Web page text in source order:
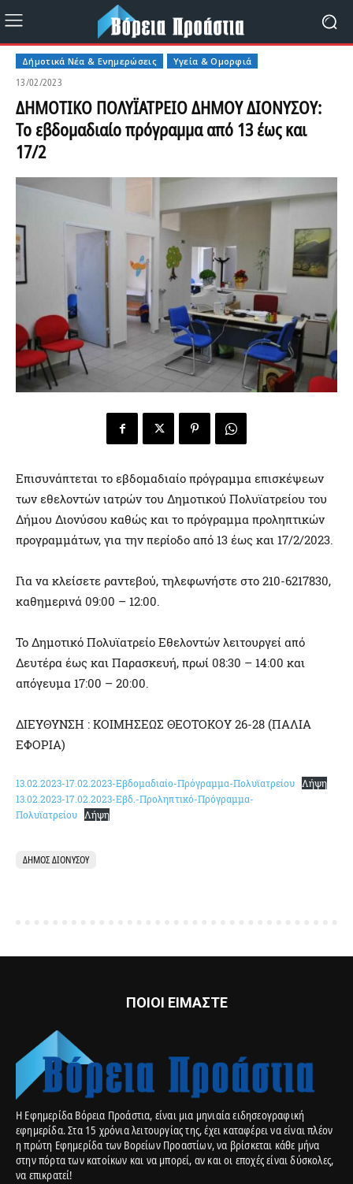
Δήμοτικά Νέα & Ενημερώσεις Υγεία & Ομορφιά
13/02/2023
ΔΗΜΟΤΙΚΟ ΠΟΛΥΪΑΤΡΕΙΟ ΔΗΜΟΥ ΔΙΟΝΥΣΟΥ:
Το εβδομαδιαίο πρόγραμμα από 13 έως και
17/2
Επισυνάπτεται το εβδομαδιαίο πρόγραμμα επισκέψεων
των εθελοντών ιατρών του Δημοτικού Πολυϊατρείου του
Δήμου Διονύσου καθώς και το πρόγραμμα προληπτικών
προγραμμάτων, για την περίοδο από 13 έως και 17/2/2023.
Για να κλείσετε ραντεβού, τηλεφωνήστε στο 210-6217830,
καθημερινά 09:00 – 12:00.
Το Δημοτικό Πολυϊατρείο Εθελοντών λειτουργεί από
Δευτέρα έως και Παρασκευή, πρωί 08:30 – 14:00 και
απόγευμα 17:00 – 20:00.
ΔΙΕΥΘΥΝΣΗ : ΚΟΙΜΗΣΕΩΣ ΘΕΟΤΟΚΟΥ 26-28 (ΠΑΛΙΑ
ΕΦΟΡΙΑ)
13.02.2023-17.02.2023-Εβδομαδιαίο-Πρόγραμμα-Πολυϊατρείου
Λήψη
13.02.2023-17.02.2023-Εβδ.-Προληπτικό-Πρόγραμμα-
Πολυϊατρείου
Λήψη
ΔΉΜΟΣ ΔΙΟΝΎΣΟΥ
ΠΟΙΟΙ ΕΙΜΑΣΤΕ
Η Εφημερίδα Βόρεια Προάστια, είναι μια μηνιαία ειδησεογραφική
εφημερίδα. Στα 15 χρόνια λειτουργίας της, έχει καταφέρει να είναι πλέον
η πρώτη Εφημερίδα των Βορείων Προαστίων, να βρίσκεται κάθε μήνα
στην πόρτα των κατοίκων και να μπορεί, αν και οι εποχές είναι δύσκολες,
να επικρατεί!